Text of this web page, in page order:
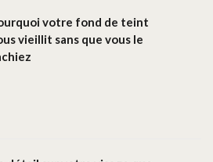
votre fond de teint
vieillit sans que vous le